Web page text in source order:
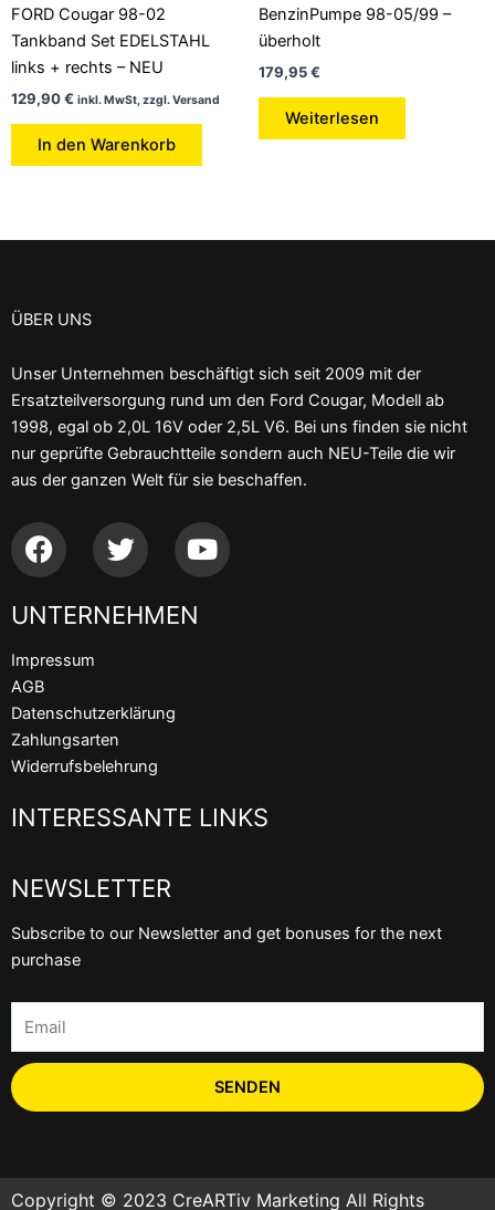
FORD Cougar 98-02
Tankband Set EDELSTAHL
links + rechts – NEU
129,90€ inkl. MwSt, zzgl. Versand
In den Warenkorb
BenzinPumpe 98-05/99 –
überholt
179,95€
Weiterlesen
ÜBER UNS
Unser Unternehmen beschäftigt sich seit 2009 mit der
Ersatzteilversorgung rund um den Ford Cougar, Modell ab
1998, egal ob 2,0L 16V oder 2,5L V6. Bei uns finden sie nicht
nur geprüfte Gebrauchtteile sondern auch NEU-Teile die wir
aus der ganzen Welt für sie beschaffen.
F
a
e
o
o
k
T
w
t
r
Y
o
UNTERNEHMEN
Impressum
AGB
Datenschutzerklärung
Zahlungsarten
Widerrufsbelehrung
INTERESSANTE LINKS
NEWSLETTER
Subscribe to our Newsletter and get bonuses for the next
purchase
SENDEN
Copyright © 2023 CreARTiv Marketing All Rights